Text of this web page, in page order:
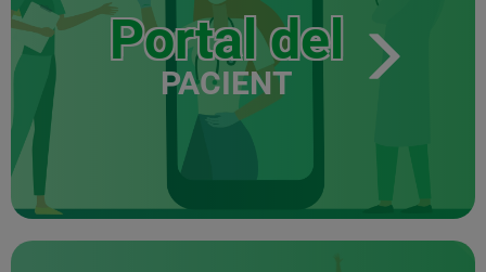
Portal del
PACIENT